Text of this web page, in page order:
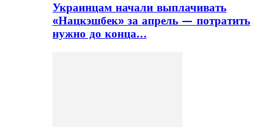
Украинцам начали выплачивать
«Нацкэшбек» за апрель — потратить
нужно до конца…